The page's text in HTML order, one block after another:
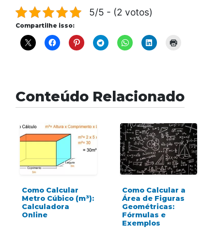
5/5 - (2 votos)
Compartilhe isso:
Conteúdo Relacionado
Como Calcular
Metro Cúbico (m³):
Calculadora
Online
Como Calcular a
Área de Figuras
Geométricas:
Fórmulas e
Exemplos